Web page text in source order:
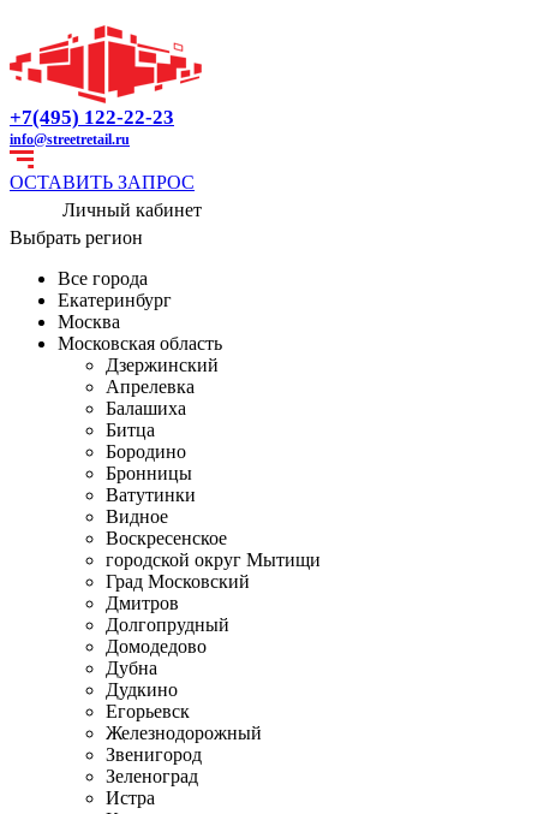
+7(495) 122-22-23
info@streetretail.ru
ОСТАВИТЬ ЗАПРОС
Личный кабинет
Выбрать регион
Все города
Екатеринбург
Москва
Московская область
Дзержинский
Апрелевка
Балашиха
Битца
Бородино
Бронницы
Ватутинки
Видное
Воскресенское
городской округ Мытищи
Град Московский
Дмитров
Долгопрудный
Домодедово
Дубна
Дудкино
Егорьевск
Железнодорожный
Звенигород
Зеленоград
Истра